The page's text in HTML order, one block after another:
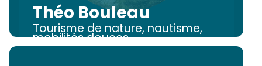
Théo Bouleau
Tourisme de nature, nautisme,
mobilités douces